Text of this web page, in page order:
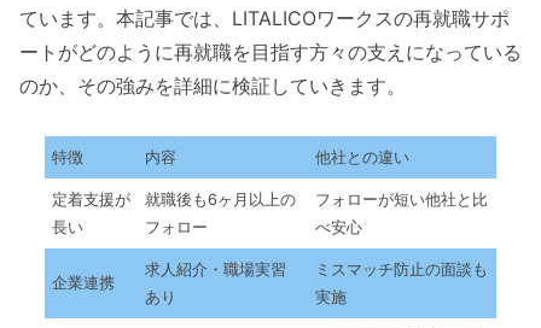
ています。本記事では、LITALICOワークスの再就職サポ
ートがどのように再就職を目指す方々の支えになっている
のか、その強みを詳細に検証していきます。
特徴 内容 他社との違い
定着支援が
長い
就職後も6ヶ月以上の
フォロー
フォローが短い他社と比
べ安心
企業連携
求人紹介・職場実習
あり
ミスマッチ防止の面談も
実施